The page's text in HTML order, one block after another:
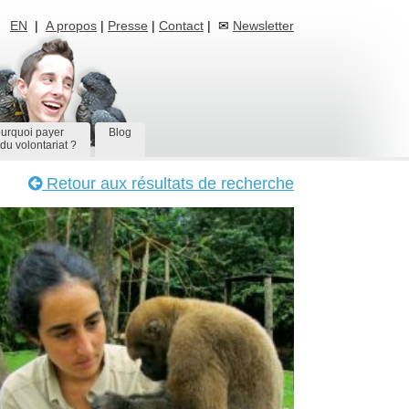
EN | A propos | Presse | Contact | ✉ Newsletter
payer
volontariat ?
Blog
Retour aux résultats de recherche